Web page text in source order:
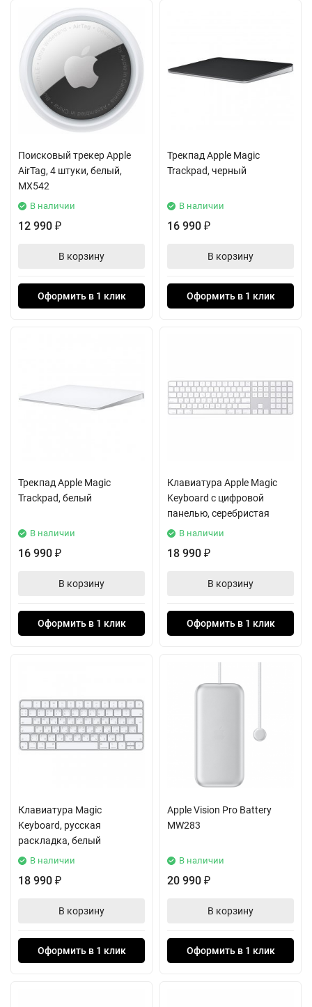
Поисковый трекер Apple
AirTag, 4 штуки, белый,
MX542
В наличии
12 990 ₽
В корзину
Оформить в 1 клик
Трекпад Apple Magic
Trackpad, черный
В наличии
16 990 ₽
В корзину
Оформить в 1 клик
Трекпад Apple Magic
Trackpad, белый
В наличии
16 990 ₽
В корзину
Оформить в 1 клик
Клавиатура Apple Magic
Keyboard с цифровой
панелью, серебристая
В наличии
18 990 ₽
В корзину
Оформить в 1 клик
Клавиатура Magic
Keyboard, русская
раскладка, белый
В наличии
18 990 ₽
В корзину
Оформить в 1 клик
Apple Vision Pro Battery
MW283
В наличии
20 990 ₽
В корзину
Оформить в 1 клик